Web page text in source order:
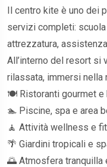
Il centro kite è uno dei
servizi completi:
attrezzatura,
All’interno del resort si
rilassata, immersi nella
🍽️ Ristoranti gourmet e
🏊 Piscine, spa e area
🧘 Attività wellness e
🌴 Giardini tropicali e
🌅 Atmosfera tranquilla